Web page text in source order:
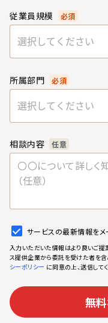
従業員規模 必須
選択してください
所属部門 必須
選択してください
相談内容 任意
サービスの最新情報をメ
入力いただいた情報はより良いご提
ス提供企業から委託を受けた者を含
シーポリシー に同意の上、送信してく
無